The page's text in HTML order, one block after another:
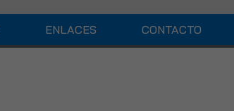
ENLACES CONTACTO